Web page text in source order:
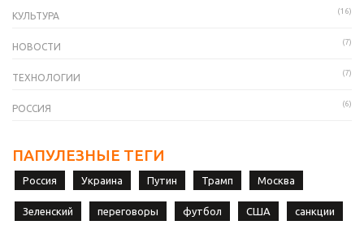
КУЛЬТУРА (16)
НОВОСТИ (7)
ТЕХНОЛОГИИ (7)
РОССИЯ (6)
ПАПУЛЕЗНЫЕ ТЕГИ
Россия Украина Путин Трамп Москва
Зеленский переговоры футбол США санкции